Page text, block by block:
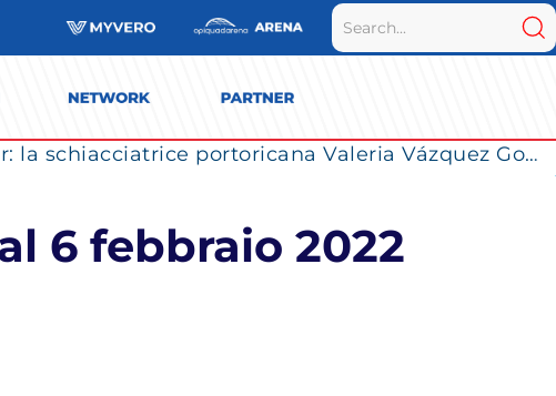
La Numia Vero Volley completa il roster: la schiacciatrice portoricana Valeria Vázquez Gomez è l’ultimo innesto di Milano per la stagione 2026/2027
6 febbraio 2022